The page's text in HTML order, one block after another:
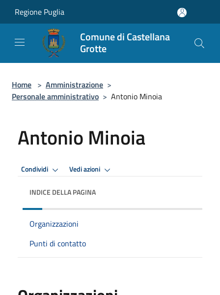
Regione Puglia
Comune di Castellana
Grotte
Home > Amministrazione >
Personale amministrativo > Antonio Minoia
Antonio Minoia
Condividi Vedi azioni
INDICE DELLA PAGINA
Organizzazioni
Punti di contatto